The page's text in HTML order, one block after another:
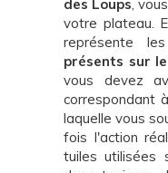
des Loups ,
votre plateau.
représente les
présents sur
vous devez
correspondant
laquelle vous
fois l'action
tuiles utilisées